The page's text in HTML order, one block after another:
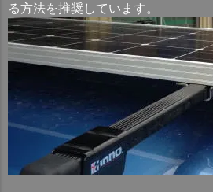
る方法を推奨しています。